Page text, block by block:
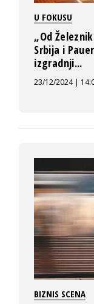
U FOKUSU
„Od
Srbija i
izgradnji...
23/12/2024 |
BIZNIS SCENA